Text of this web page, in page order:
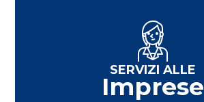
SERVIZI ALLE
Imprese